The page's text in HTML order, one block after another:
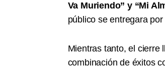
Va Muriendo” y “Mi
público se entregara
Mientras tanto, el cierre
combinación de éxitos